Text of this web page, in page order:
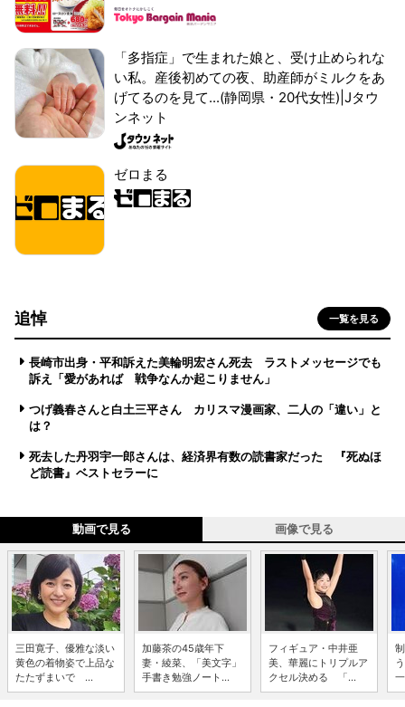
「多指症」で生まれた娘と、受け止められな
い私。産後初めての夜、助産師がミルクをあ
げてるのを見て...(静岡県・20代女性)|Jタウ
ンネット
ゼロまる
追悼 一覧を見る
長崎市出身・平和訴えた美輪明宏さん死去 ラストメッセージでも
訴え「愛があれば 戦争なんか起こりません」
つげ義春さんと白土三平さん カリスマ漫画家、二人の「違い」と
は？
死去した丹羽宇一郎さんは、経済界有数の読書家だった 『死ぬほ
ど読書』ベストセラーに
動画で見る 画像で見る
三田寛子、優雅な淡い
黄色の着物姿で上品な
たたずまいで ...
加藤茶の45歳年下
妻・綾菜、「美文字」
手書き勉強ノート...
フィギュア・中井亜
美、華麗にトリプルア
クセル決める 「...